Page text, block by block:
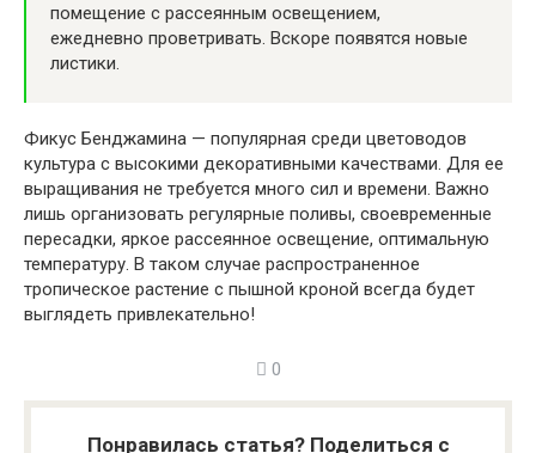
помещение с рассеянным освещением,
ежедневно проветривать. Вскоре появятся новые
листики.
Фикус Бенджамина — популярная среди цветоводов
культура с высокими декоративными качествами. Для ее
выращивания не требуется много сил и времени. Важно
лишь организовать регулярные поливы, своевременные
пересадки, яркое рассеянное освещение, оптимальную
температуру. В таком случае распространенное
тропическое растение с пышной кроной всегда будет
выглядеть привлекательно!
0
Понравилась статья? Поделиться с